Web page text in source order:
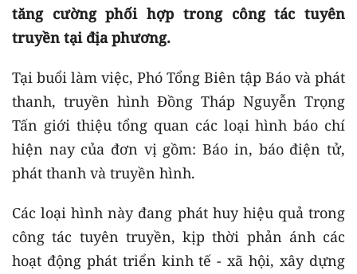
tăng cường phối hợp trong công tác tuyên
truyền tại địa phương.
Tại buổi làm việc, Phó Tổng Biên tập Báo và phát
thanh, truyền hình Đồng Tháp Nguyễn Trọng
Tấn giới thiệu tổng quan các loại hình báo chí
hiện nay của đơn vị gồm: Báo in, báo điện tử,
phát thanh và truyền hình.
Các loại hình này đang phát huy hiệu quả trong
công tác tuyên truyền, kịp thời phản ánh các
hoạt động phát triển kinh tế - xã hội, xây dựng